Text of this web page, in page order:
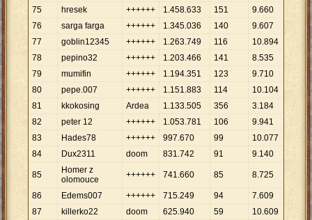
75
hresek ++++++ 1.458.633 151 9.660
76
sarga farga ++++++ 1.345.036 140 9.607
77
goblin12345 ++++++ 1.263.749 116 10.894
78
pepino32 ++++++ 1.203.466 141 8.535
79
mumifin ++++++ 1.194.351 123 9.710
80
pepe.007 ++++++ 1.151.883 114 10.104
81
kkokosing Ardea 1.133.505 356 3.184
82
peter 12 ++++++ 1.053.781 106 9.941
83
Hades78 ++++++ 997.670 99 10.077
84
Dux2311 doom 831.742 91 9.140
85
Homer z
olomouce
++++++ 741.660 85 8.725
86 Edems007 ++++++ 715.249 94 7.609
87
killerko22 doom 625.940 59 10.609